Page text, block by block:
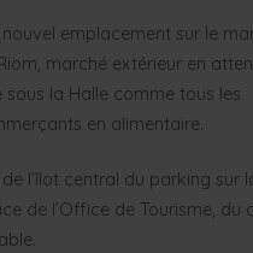
emplacement sur le
marché extérieur en
la Halle comme tous les
en alimentaire.
l’îlot central du parking sur
de l’Office de Tourisme, du